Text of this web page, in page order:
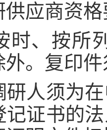
供应商资
时、按所
。复印
研人须为
记证书的